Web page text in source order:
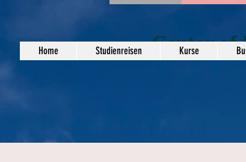
Center of
Home Studienreisen Kurse